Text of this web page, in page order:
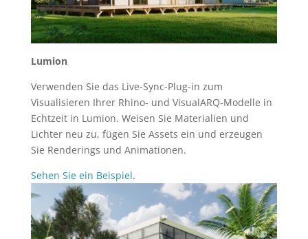
Lumion
Verwenden Sie das Live-Sync-Plug-in zum
Visualisieren Ihrer Rhino- und VisualARQ-Modelle in
Echtzeit in Lumion. Weisen Sie Materialien und
Lichter neu zu, fügen Sie Assets ein und erzeugen
Sie Renderings und Animationen.
Sehen Sie ein Beispiel.